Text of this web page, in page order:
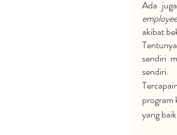
akibat
sendiri
sendiri.
program
yang